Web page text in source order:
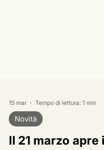
15 mar Tempo di lettura: 1 min
Novità